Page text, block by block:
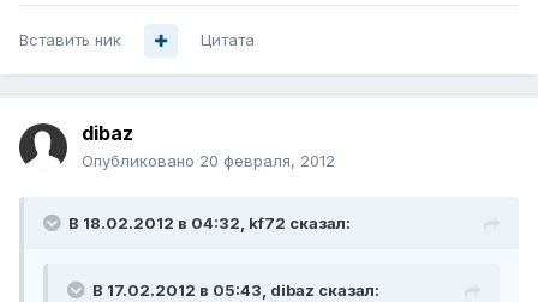
Вставить ник Цитата
dibaz
Опубликовано 20 февраля, 2012
В 18.02.2012 в 04:32, kf72 сказал:
В 17.02.2012 в 05:43, dibaz сказал: